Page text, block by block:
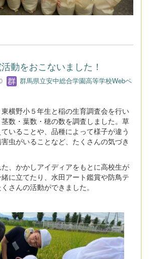
動をおこないました！
群馬県立安中総合学園高等学校Webペ
横野小５年生と稲の生育調査会を行い
数・葉数・穂の数を調査しました。草
いることや、品種によって様子が違う
虫がいることなど、たくさんの気づき
、かかしアイディアをもとに高校生が
に立てたり、水田アート鑑賞や防鳥テ
さんの活動ができました。